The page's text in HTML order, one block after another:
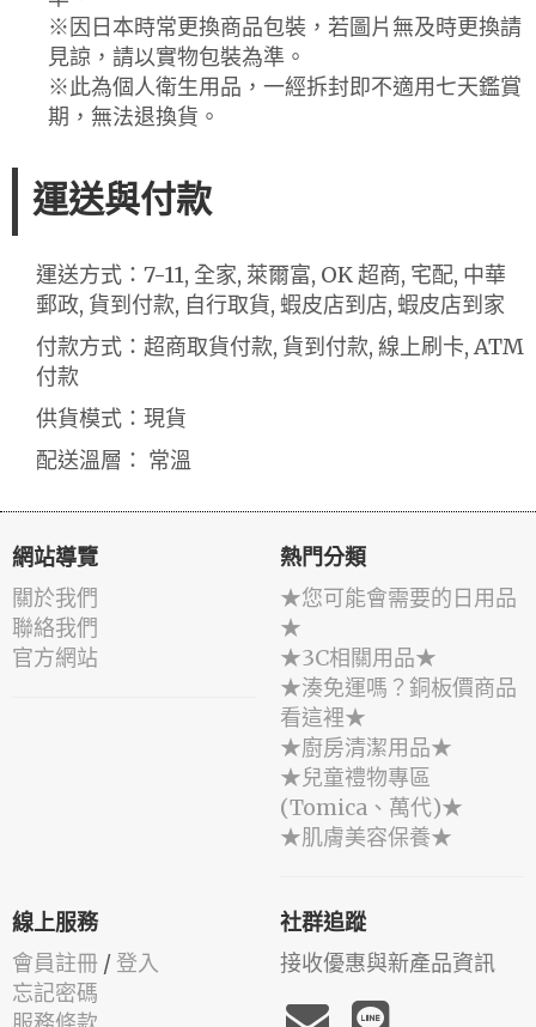
※因日本時常更換商品包裝，若圖片無及時更換請
見諒，請以實物包裝為準。
※此為個人衛生用品，一經拆封即不適用七天鑑賞
期，無法退換貨。
運送與付款
運送方式：7-11, 全家, 萊爾富, OK 超商, 宅配, 中華
郵政, 貨到付款, 自行取貨, 蝦皮店到店, 蝦皮店到家
付款方式：超商取貨付款, 貨到付款, 線上刷卡, ATM
付款
供貨模式：現貨
配送溫層： 常溫
網站導覽
關於我們
聯絡我們
官方網站
熱門分類
★您可能會需要的日用品
★
★3C相關用品★
★湊免運嗎？銅板價商品
看這裡★
★廚房清潔用品★
★兒童禮物專區
(Tomica、萬代)★
★肌膚美容保養★
線上服務
會員註冊 / 登入
忘記密碼
社群追蹤
接收優惠與新產品資訊